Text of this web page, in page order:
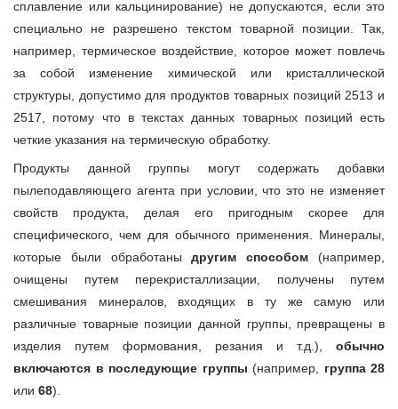
сплавление или кальцинирование) не допускаются, если это
специально не разрешено текстом товарной позиции. Так,
например, термическое воздействие, которое может повлечь
за собой изменение химической или кристаллической
структуры, допустимо для продуктов товарных позиций 2513 и
2517, потому что в текстах данных товарных позиций есть
четкие указания на термическую обработку.
Продукты данной группы могут содержать добавки
пылеподавляющего агента при условии, что это не изменяет
свойств продукта, делая его пригодным скорее для
специфического, чем для обычного применения. Минералы,
которые были обработаныдругим способом (например,
очищены путем перекристаллизации, получены путем
смешивания минералов, входящих в ту же самую или
различные товарные позиции данной группы, превращены в
изделия путем формования, резания и т.д.), обычно
включаются в последующие группы (например, группа 28
или 68).